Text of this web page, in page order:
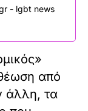
- lgbt news
από
άλλη, τα